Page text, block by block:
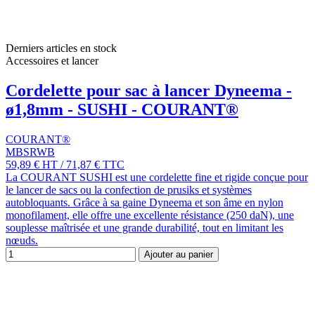
Derniers articles en stock
Accessoires et lancer
Cordelette pour sac à lancer Dyneema -
ø1,8mm - SUSHI - COURANT®
COURANT®
MBSRWB
59,89 € HT / 71,87 € TTC
La COURANT SUSHI est une cordelette fine et rigide conçue pour
le lancer de sacs ou la confection de prusiks et systèmes
autobloquants. Grâce à sa gaine Dyneema et son âme en nylon
monofilament, elle offre une excellente résistance (250 daN), une
souplesse maîtrisée et une grande durabilité, tout en limitant les
nœuds.
Ajouter au panier